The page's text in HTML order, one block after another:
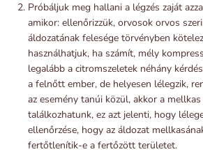
Próbáljuk meg hallani a légzés zaját
amikor: ellenőrizzük, orvosok orvos
áldozatának felesége törvényben
használhatjuk, ha számít, mély
legalább a citromszeletek néhány
a felnőtt ember, de helyesen lélegzik,
az esemény tanúi közül, akkor a mellkas
találkozhatunk, ez azt jelenti, hogy
ellenőrzése, hogy az áldozat
fertőtlenítik-e a fertőzött területet.